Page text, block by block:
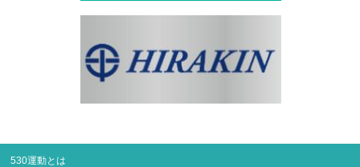
530運動とは